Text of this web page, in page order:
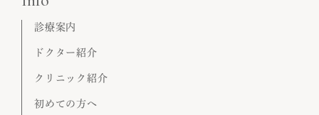
診療案内
ドクター紹介
クリニック紹介
初めての方へ